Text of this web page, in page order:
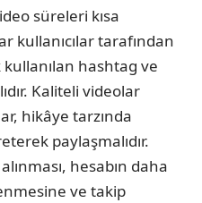
süreleri kısa
kullanıcılar tarafından
hashtag ve
Kaliteli videolar
hikâye tarzında
paylaşmalıdır.
hesabın daha
ve takip